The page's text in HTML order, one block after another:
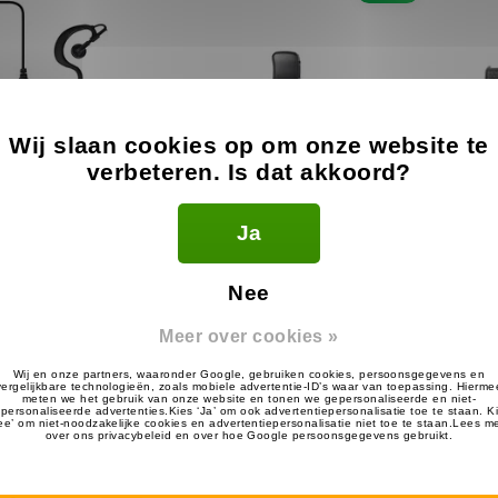
Op voorraad
D-Shape Oortje voor
Motorola TLKR
17.99
Op voorraad
Wij slaan cookies op om onze website te
verbeteren. Is dat akkoord?
Ja
Nee
Meer over cookies »